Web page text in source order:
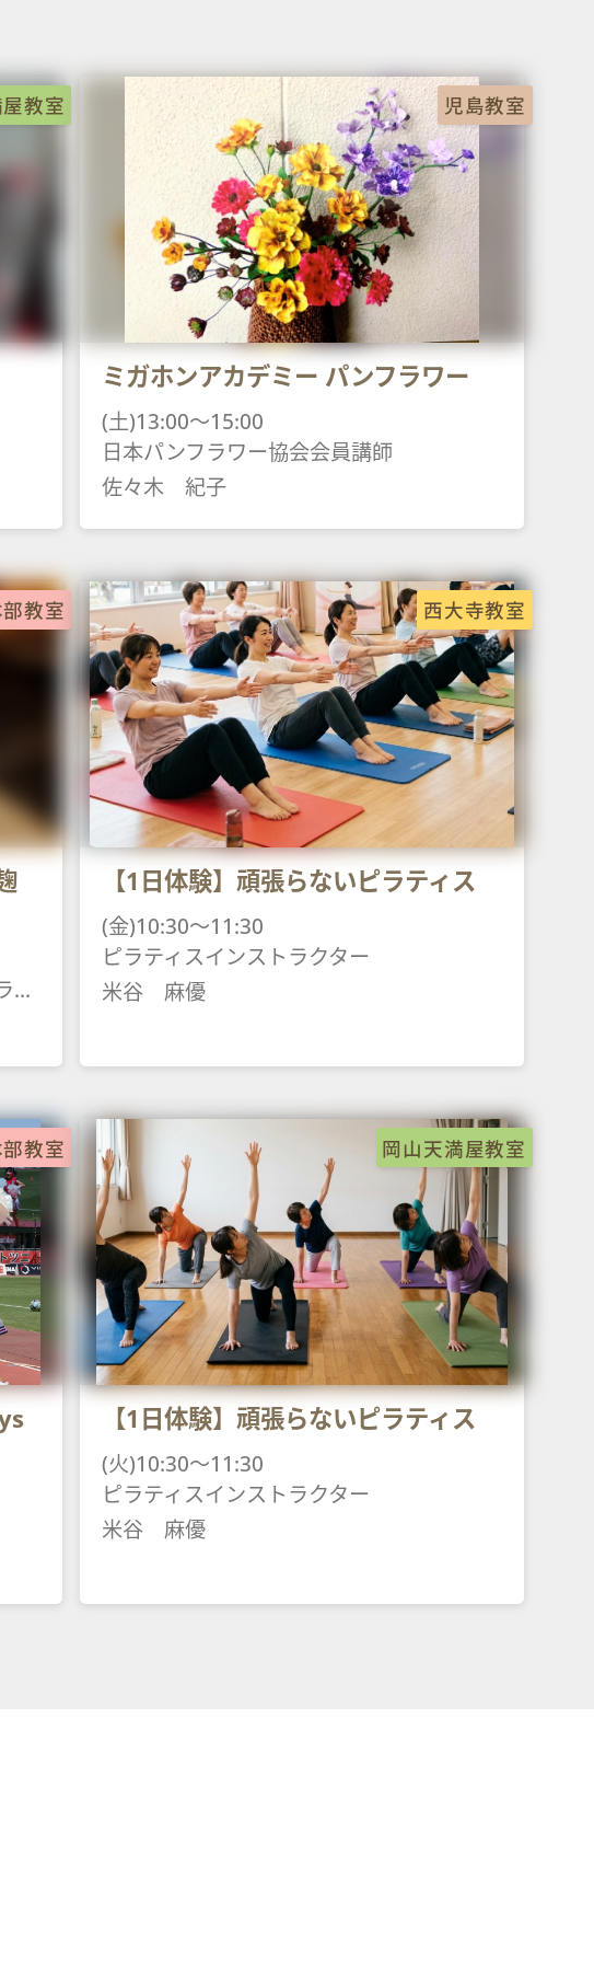
教室 児島教室
ミガホンアカデミー パンフラワー
(土)13:00～15:00
日本パンフラワー協会会員講師
佐々木 紀子
教室
健康運動指導士 ピラティスインストラクター ヨガインストラク
西大寺教室
【1日体験】頑張らないピラティス
(金)10:30～11:30
ピラティスインストラクター
米谷 麻優
教室 岡山天満屋教室
【1日体験】頑張らないピラティス
(火)10:30～11:30
ピラティスインストラクター
米谷 麻優